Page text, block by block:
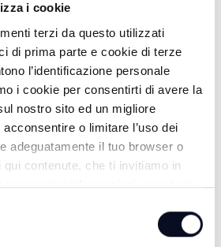
i cookie
terzi da questo utilizzati
di prima parte e cookie di terze
l’identificazione personale
i cookie per consentirti di avere la
nostro sito ed un migliore
o limitare l’uso dei
adeguatamente il tuo browser o
contenute, che ti invitiamo in
maggiori informazioni in materia
TUTTE LE NOTIZIE